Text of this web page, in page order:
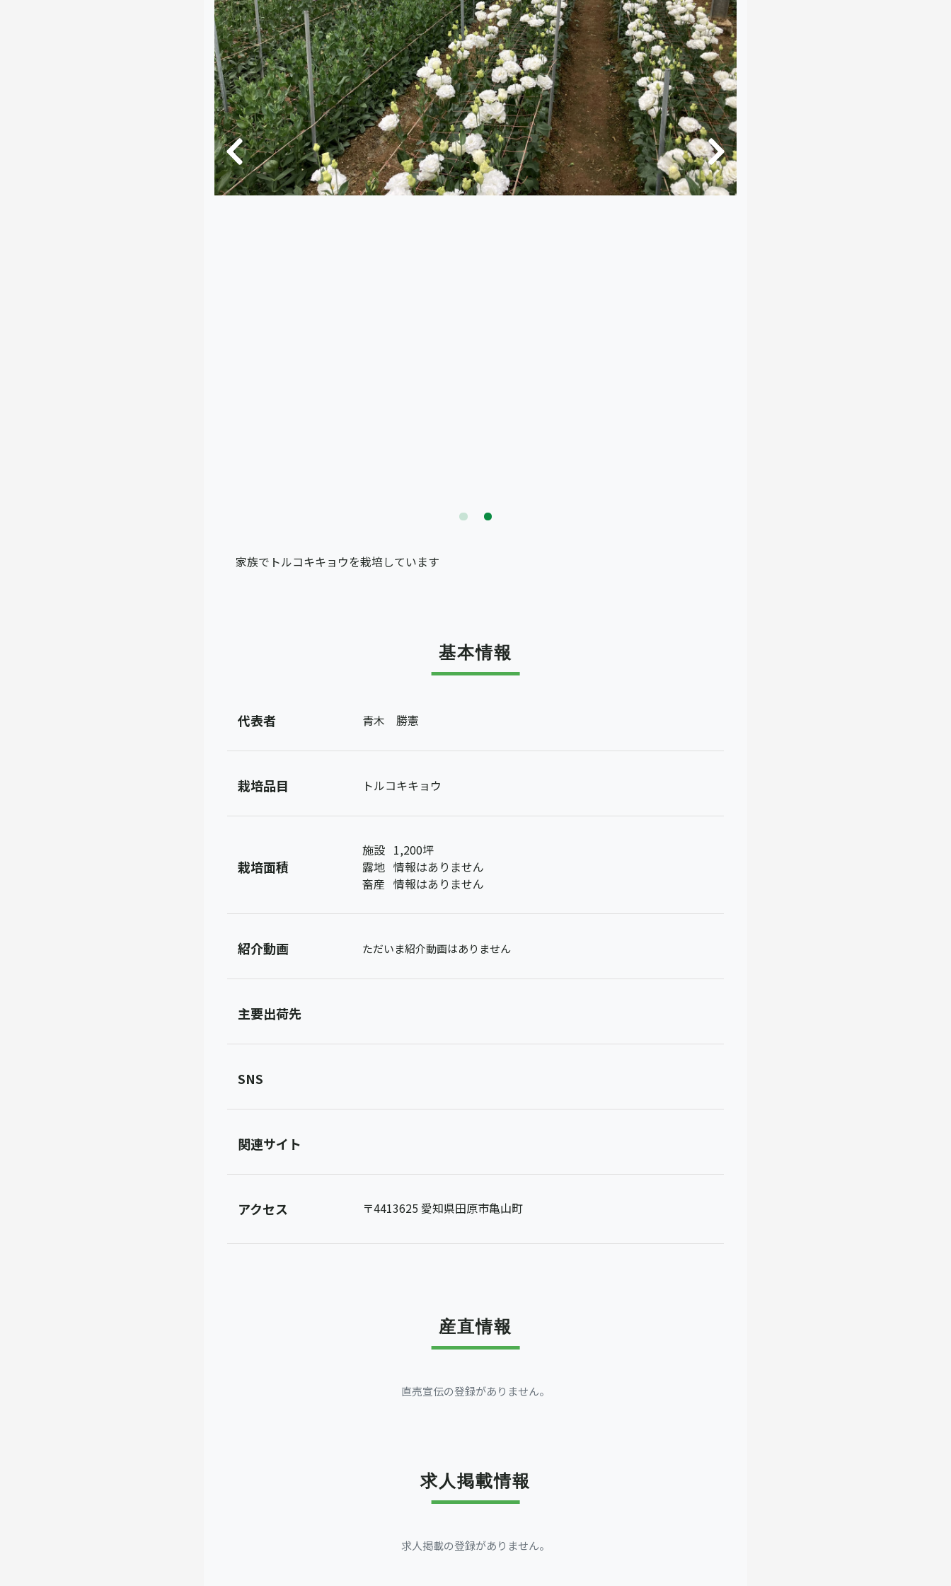
家族でトルコキキョウを栽培しています
基本情報
代表者 青木 勝憲
栽培品目 トルコキキョウ
栽培面積
施設 1,200坪
露地 情報はありません
畜産 情報はありません
紹介動画 ただいま紹介動画はありません
主要出荷先
SNS
関連サイト
アクセス 〒4413625 愛知県田原市亀山町
産直情報
直売宣伝の登録がありません。
求人掲載情報
求人掲載の登録がありません。